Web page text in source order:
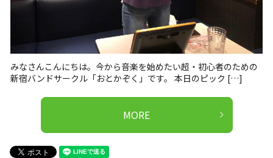
みなさんこんにちは。今から音楽を始めたい超・初心者のための
新宿バンドサークル「おとかぞく」です。 本日のピック […]
MORE